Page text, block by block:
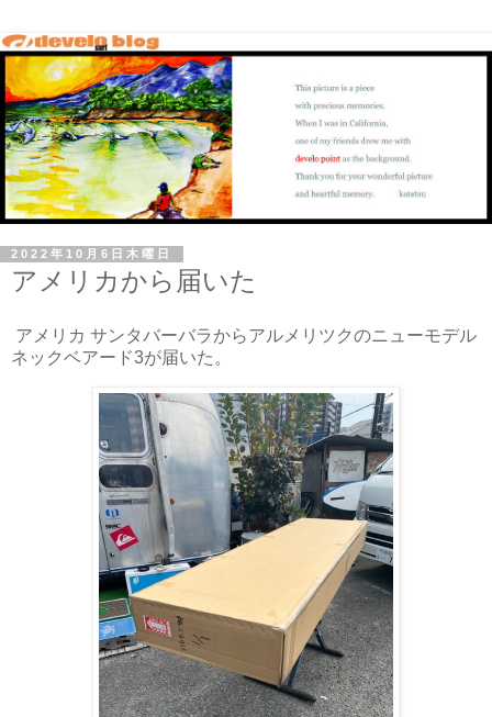
2022年10月6日木曜日
アメリカから届いた
アメリカ サンタバーバラからアルメリツクのニューモデル
ネックベアード3が届いた。